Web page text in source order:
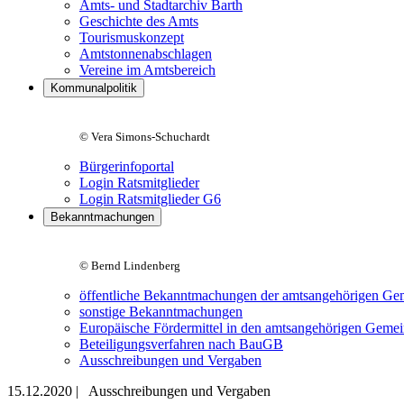
Amts- und Stadtarchiv Barth
Geschichte des Amts
Tourismuskonzept
Amtstonnenabschlagen
Vereine im Amtsbereich
Kommunalpolitik
© Vera Simons-Schuchardt
Bürgerinfoportal
Login Ratsmitglieder
Login Ratsmitglieder G6
Bekanntmachungen
© Bernd Lindenberg
öffentliche Bekanntmachungen der amtsangehörigen
sonstige Bekanntmachungen
Europäische Fördermittel in den amtsangehörigen
Beteiligungsverfahren nach BauGB
Ausschreibungen und Vergaben
15.12.2020 | Ausschreibungen und Vergaben